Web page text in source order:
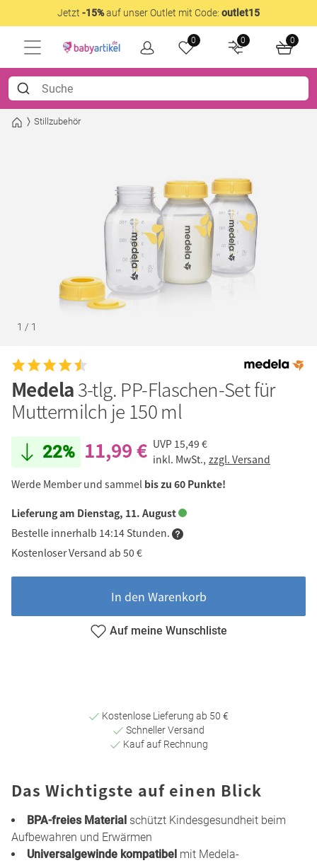
Jetzt -15%auf unser Outlet mit Code: outlet15
0 0 0
Stillzubehör
1 / 1
Medela3-tlg. PP-Flaschen-Set für
Muttermilch je 150 ml
22% 11,99 € UVP 15,49 €
inkl. MwSt., zzgl. Versand
Werde Member und sammel bis zu 60 Punkte!
Lieferung am Dienstag, 11. August
Bestelle innerhalb 14:14 Stunden.
Kostenloser Versand ab 50 €
In den Warenkorb
Auf meine Wunschliste
Kostenlose Lieferung ab 50 €
Schneller Versand
Kauf auf Rechnung
Das Wichtigste auf einen Blick
BPA-freies Material schützt Kindesgesundheit beim
Aufbewahren und Erwärmen
Universalgewinde kompatibel mit Medela-